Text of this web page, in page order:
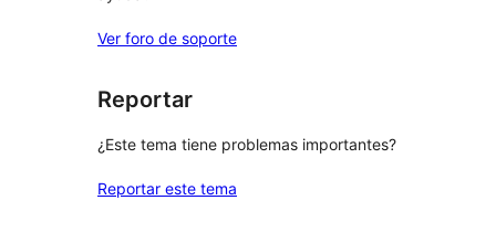
Ver foro de soporte
Reportar
¿Este tema tiene problemas importantes?
Reportar este tema